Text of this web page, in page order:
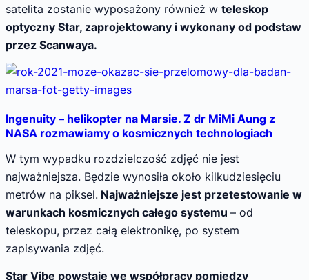
satelita zostanie wyposażony również w teleskop
optyczny Star, zaprojektowany i wykonany od podstaw
przez Scanwaya.
Ingenuity – helikopter na Marsie. Z dr MiMi Aung z
NASA rozmawiamy o kosmicznych technologiach
W tym wypadku rozdzielczość zdjęć nie jest
najważniejsza. Będzie wynosiła około kilkudziesięciu
metrów na piksel. Najważniejsze jest przetestowanie w
warunkach kosmicznych całego systemu – od
teleskopu, przez całą elektronikę, po system
zapisywania zdjęć.
Star Vibe powstaje we współpracy pomiędzy